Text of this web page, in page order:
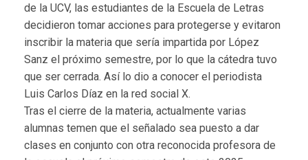
de la UCV, las estudiantes de la Escuela de Letras
decidieron tomar acciones para protegerse y evitaron
inscribir la materia que sería impartida por López
Sanz el próximo semestre, por lo que la cátedra tuvo
que ser cerrada. Así lo dio a conocer el periodista
Luis Carlos Díaz en la red social X.
Tras el cierre de la materia, actualmente varias
alumnas temen que el señalado sea puesto a dar
clases en conjunto con otra reconocida profesora de